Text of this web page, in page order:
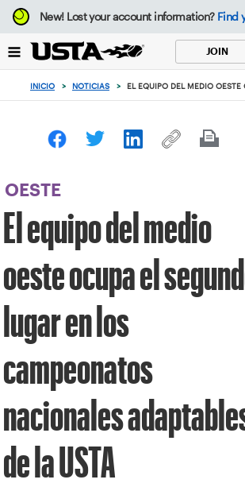
Enfoque
desde
botón
volver
principio
New!Lost your account information? Find
JOIN
INICIO > NOTICIAS > EL EQUIPO DEL MEDIO
OESTE
El equipo del medio
oeste ocupa el
lugar en los
campeonatos
nacionales
de la USTA